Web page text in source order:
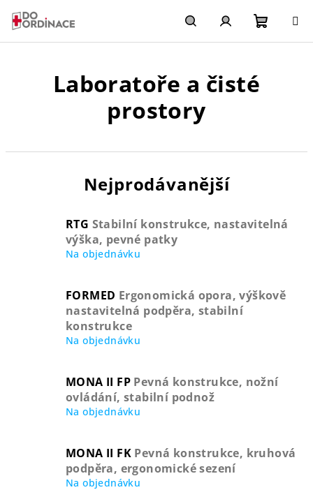
obsah
HledatPřihlášení
Laboratoře a čisté
prostory
Nejprodávanější
RTG Stabilní konstrukce, nastavitelná
výška, pevné patky
Na objednávku
FORMED Ergonomická opora, výškově
nastavitelná podpěra, stabilní
konstrukce
Na objednávku
MONA II FP Pevná konstrukce, nožní
ovládání, stabilní podnož
Na objednávku
MONA II FK Pevná konstrukce, kruhová
podpěra, ergonomické sezení
Na objednávku